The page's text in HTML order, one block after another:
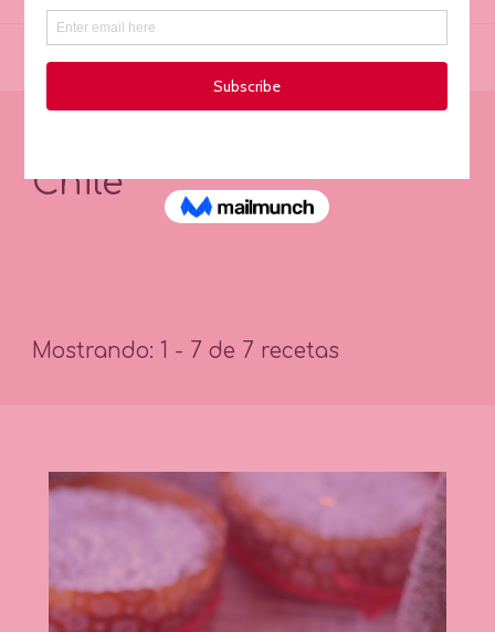
Inicio / Recetas
Chile
Mostrando: 1 - 7 de 7 recetas